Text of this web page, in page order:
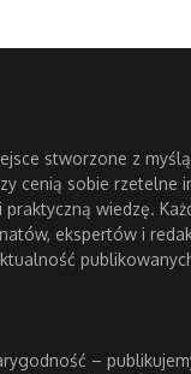
stworzone z
cenią sobie rzetelne
wiedzę.
ekspertów i
–